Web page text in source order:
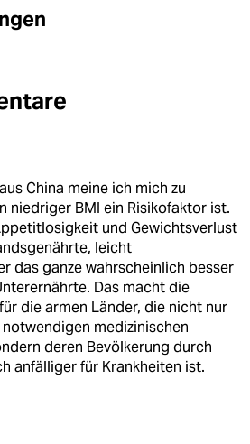
China meine ich mich zu
niedriger BMI ein Risikofaktor ist.
und Gewichtsverlust
leicht
das ganze wahrscheinlich besser
Das macht die
die armen Länder, die nicht nur
medizinischen
deren Bevölkerung durch
anfälliger für Krankheiten ist.